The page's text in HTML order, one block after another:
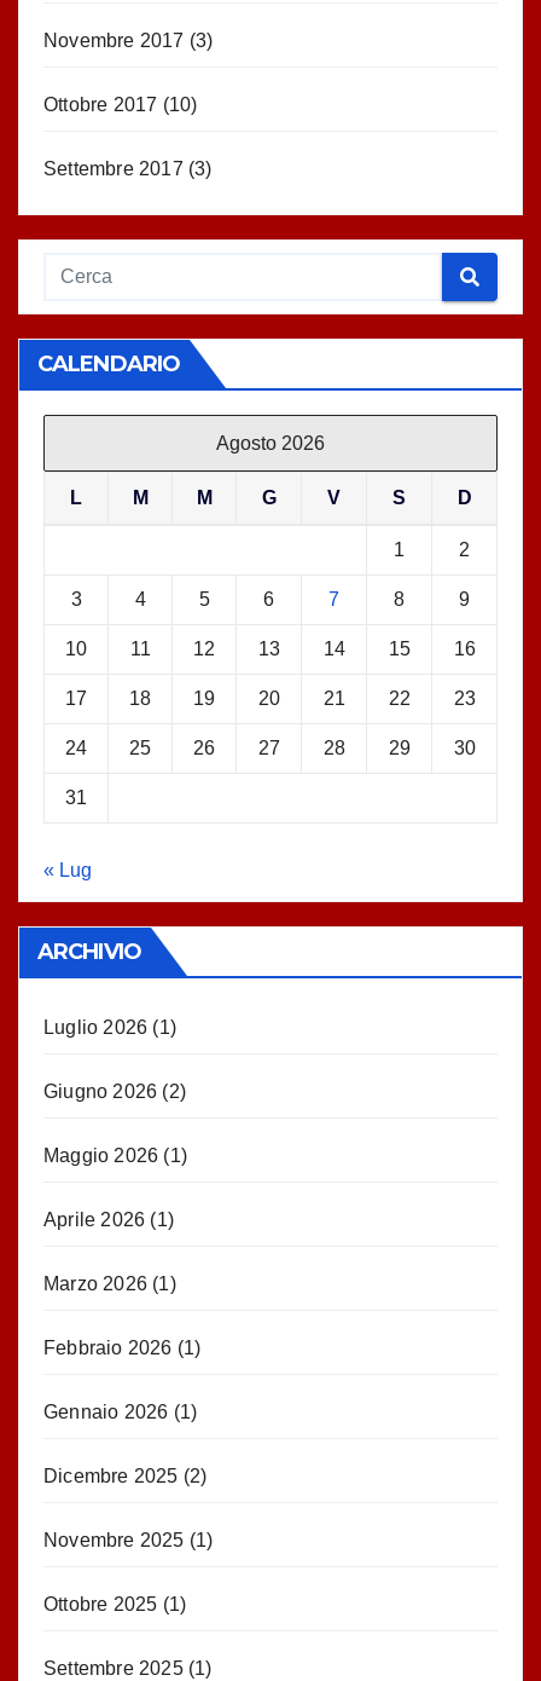
Novembre 2017 (3)
Ottobre 2017 (10)
Settembre 2017 (3)
CALENDARIO
Agosto 2026
L M M G V S D
1 2
3 4 5 6 7 8 9
10 11 12 13 14 15 16
17 18 19 20 21 22 23
24 25 26 27 28 29 30
31
« Lug
ARCHIVIO
Luglio 2026 (1)
Giugno 2026 (2)
Maggio 2026 (1)
Aprile 2026 (1)
Marzo 2026 (1)
Febbraio 2026 (1)
Gennaio 2026 (1)
Dicembre 2025 (2)
Novembre 2025 (1)
Ottobre 2025 (1)
Settembre 2025(1)